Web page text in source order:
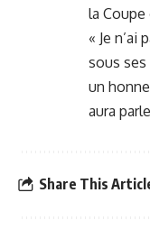
la
« Je n’ai
sous
un
aura
Share This